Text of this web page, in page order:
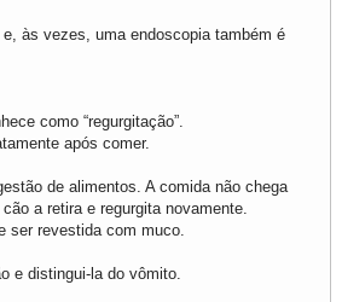
às vezes, uma endoscopia também é
como “regurgitação”.
após comer.
de alimentos. A comida não chega
a retira e regurgita novamente.
ser revestida com muco.
e distingui-la do vômito.